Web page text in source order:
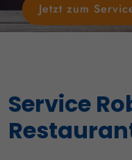
Jetzt zum
Service